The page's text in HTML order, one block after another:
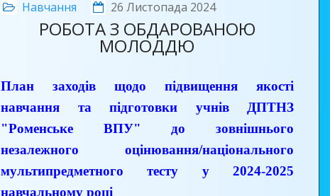
Навчання 26 Листопада 2024
РОБОТА З ОБДАРОВАНОЮ
МОЛОДДЮ
План заходів щодо підвищення якості
навчання та підготовки учнів ДПТНЗ
"Роменське ВПУ" до зовнішнього
незалежного оцінювання/національного
мультипредметного тесту у 2024-2025
навчальному році